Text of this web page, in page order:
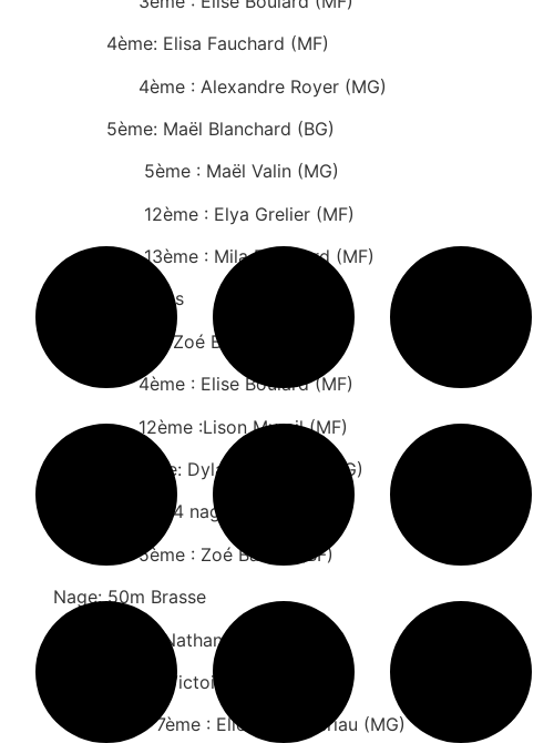
4ème: Elisa Fauchard (MF)
4ème : Alexandre Royer (MG)
5ème: Maël Blanchard (BG)
5ème : Maël Valin (MG)
12ème : Elya Grelier (MF)
13ème : Mila Brochard (MF)
Nage: 50m Dos
6ème : Zoé Barbet (BF)
4ème : Elise Boulard (MF)
12ème :Lison Murail (MF)
7ème: Dylan Voisneau (MG)
Nage: 100m 4 nages
5ème : Zoé Barbet (BF)
Nage: 50m Brasse
6ème: Nathan Grimaud (MG)
7ème : Victoire Loiret (MF)
7ème : Eliott Chasseriau (MG)